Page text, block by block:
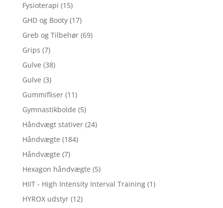
Fysioterapi (15)
GHD og Booty (17)
Greb og Tilbehør (69)
Grips (7)
Gulve (38)
Gulve (3)
Gummifliser (11)
Gymnastikbolde (5)
Håndvægt stativer (24)
Håndvægte (184)
Håndvægte (7)
Hexagon håndvægte (5)
HIIT - High Intensity Interval Training (1)
HYROX udstyr (12)